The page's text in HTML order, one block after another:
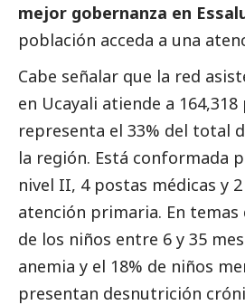
mejor gobernanza en
población acceda a una
Cabe señalar que la red
en Ucayali atiende a
representa el 33% del total
la región. Está conformada
nivel II, 4 postas médicas y
atención primaria. En temas
de los niños entre 6 y 35
anemia y el 18% de niños
presentan desnutrición